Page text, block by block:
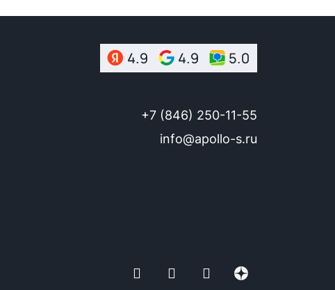
+7 (846) 250-11-55
info@apollo-s.ru